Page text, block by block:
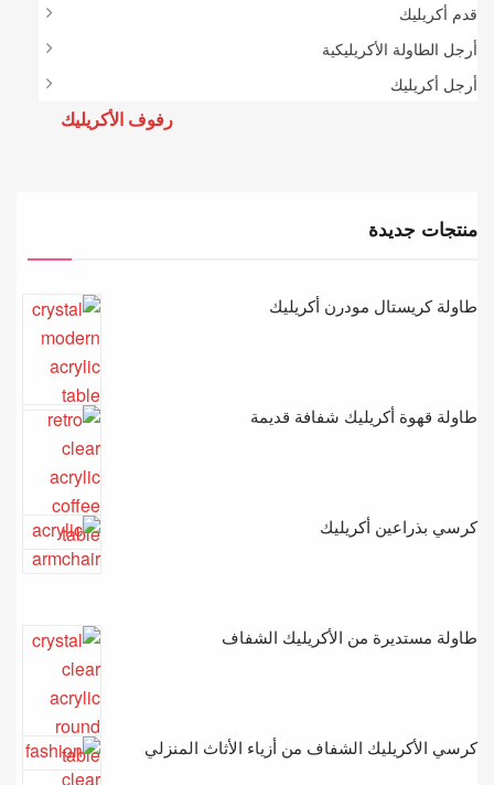
قدم أكريليك
أرجل الطاولة الأكريليكية
أرجل أكريليك
رفوف الأكريليك
منتجات جديدة
طاولة كريستال مودرن أكريليك
طاولة قهوة أكريليك شفافة قديمة
كرسي بذراعين أكريليك
طاولة مستديرة من الأكريليك الشفاف
كرسي الأكريليك الشفاف من أزياء الأثاث المنزلي